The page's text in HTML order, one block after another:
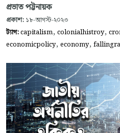
প্রভাত পট্টনায়ক
প্রকাশ: ১৮-আগস্ট-২০২৩
ট্যাগ:capitalism, colonialhistroy,
economicpolicy, economy,